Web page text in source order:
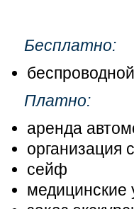
Бесплатно:
Платно:
аренда
организация
сейф
медицинские